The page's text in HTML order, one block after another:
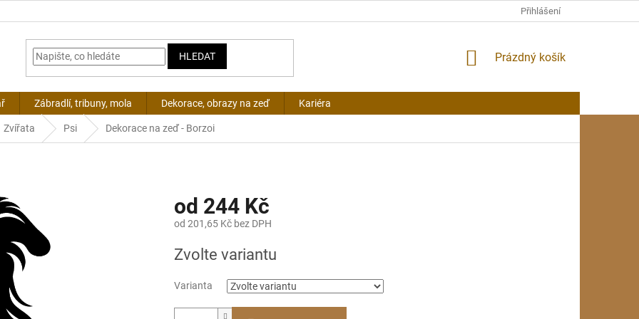
Přihlášení
HLEDAT
NÁKUPNÍ
Prázdný košík
Zábradlí, tribuny, mola Dekorace, obrazy na zeď Kariéra
Zvířata Psi Dekorace na zeď - Borzoi
od 244 Kč
od 201,65 Kč bez DPH
cena:
Zvolte variantu
Varianta